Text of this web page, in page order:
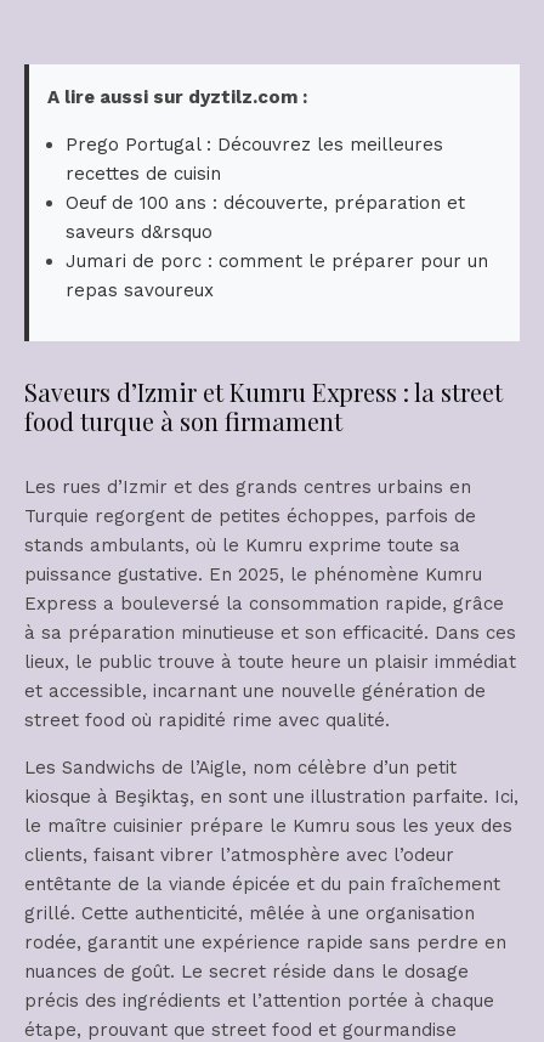
A lire aussi sur dyztilz.com :
Prego Portugal : Découvrez les meilleures
recettes de cuisin
Oeuf de 100 ans : découverte, préparation et
saveurs d&rsquo
Jumari de porc : comment le préparer pour un
repas savoureux
Saveurs d’Izmir et Kumru Express : la street
food turque à son firmament
Les rues d’Izmir et des grands centres urbains en
Turquie regorgent de petites échoppes, parfois de
stands ambulants, où le Kumru exprime toute sa
puissance gustative. En 2025, le phénomène Kumru
Express a bouleversé la consommation rapide, grâce
à sa préparation minutieuse et son efficacité. Dans ces
lieux, le public trouve à toute heure un plaisir immédiat
et accessible, incarnant une nouvelle génération de
street food où rapidité rime avec qualité.
Les Sandwichs de l’Aigle, nom célèbre d’un petit
kiosque à Beşiktaş, en sont une illustration parfaite. Ici,
le maître cuisinier prépare le Kumru sous les yeux des
clients, faisant vibrer l’atmosphère avec l’odeur
entêtante de la viande épicée et du pain fraîchement
grillé. Cette authenticité, mêlée à une organisation
rodée, garantit une expérience rapide sans perdre en
nuances de goût. Le secret réside dans le dosage
précis des ingrédients et l’attention portée à chaque
étape, prouvant que street food et gourmandise